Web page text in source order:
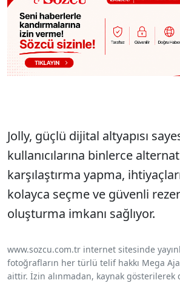
Jolly, güçlü dijital altyapısı
kullanıcılarına binlerce
karşılaştırma yapma,
kolayca seçme ve güvenli
oluşturma imkanı sağlıyor.
www.sozcu.com.tr internet sitesinde
fotoğrafların her türlü telif hakkı Mega
aittir. İzin alınmadan, kaynak gösterilerek